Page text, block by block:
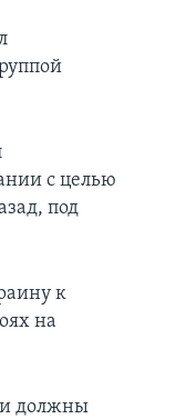
с целью
под
к
на
должны